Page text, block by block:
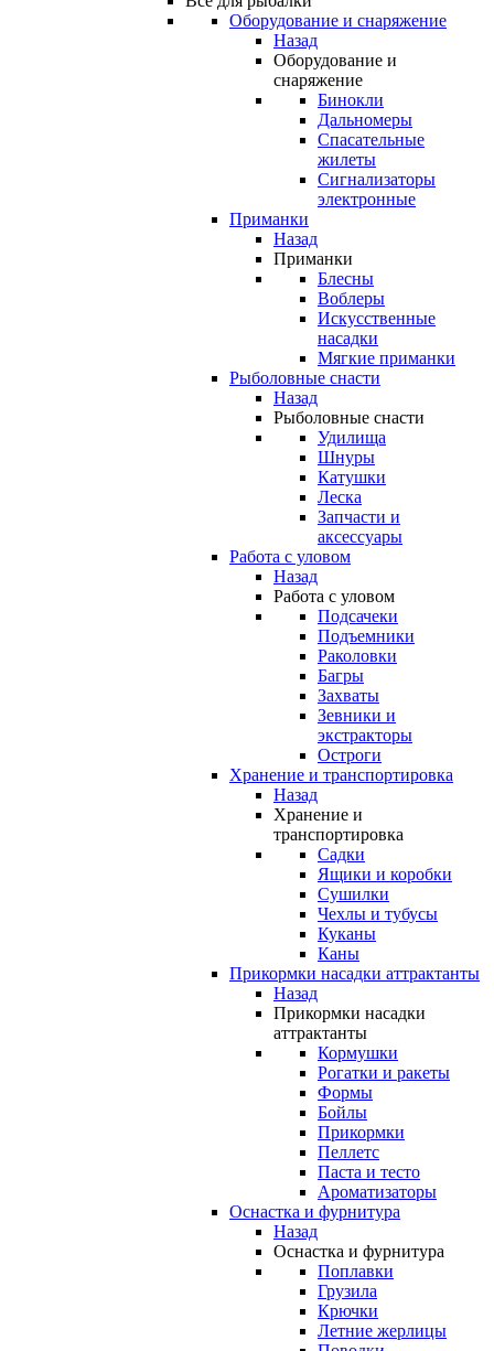
Оборудование и снаряжение
Назад
Оборудование и
снаряжение
Бинокли
Дальномеры
Спасательные
жилеты
Сигнализаторы
электронные
Приманки
Назад
Приманки
Блесны
Воблеры
Искусственные
насадки
Мягкие приманки
Рыболовные снасти
Назад
Рыболовные снасти
Удилища
Шнуры
Катушки
Леска
Запчасти и
аксессуары
Работа с уловом
Назад
Работа с уловом
Подсачеки
Подъемники
Раколовки
Багры
Захваты
Зевники и
экстракторы
Остроги
Хранение и транспортировка
Назад
Хранение и
транспортировка
Садки
Ящики и коробки
Сушилки
Чехлы и тубусы
Куканы
Каны
Прикормки насадки аттрактанты
Назад
Прикормки насадки
аттрактанты
Кормушки
Рогатки и ракеты
Формы
Бойлы
Прикормки
Пеллетс
Паста и тесто
Ароматизаторы
Оснастка и фурнитура
Назад
Оснастка и фурнитура
Поплавки
Грузила
Крючки
Летние жерлицы